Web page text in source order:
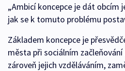
„Ambicí koncepce je dát obcím
jak se k tomuto problému
Základem koncepce je
města při sociálním začleňování
zároveň jejich vzděláváním,